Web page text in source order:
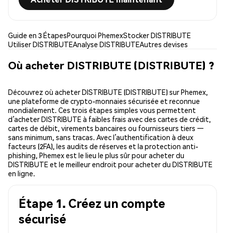
Guide en 3 ÉtapesPourquoi PhemexStocker DISTRIBUTE
Utiliser DISTRIBUTEAnalyse DISTRIBUTEAutres devises
Où acheter DISTRIBUTE (DISTRIBUTE) ?
Découvrez où acheter DISTRIBUTE (DISTRIBUTE) sur Phemex,
une plateforme de crypto-monnaies sécurisée et reconnue
mondialement. Ces trois étapes simples vous permettent
d’acheter DISTRIBUTE à faibles frais avec des cartes de crédit,
cartes de débit, virements bancaires ou fournisseurs tiers —
sans minimum, sans tracas. Avec l’authentification à deux
facteurs (2FA), les audits de réserves et la protection anti-
phishing, Phemex est le lieu le plus sûr pour acheter du
DISTRIBUTE et le meilleur endroit pour acheter du DISTRIBUTE
en ligne.
Étape 1. Créez un compte
sécurisé